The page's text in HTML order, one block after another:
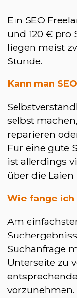
Ein SEO
und 120 € pro
liegen meist
Stunde.
Kann man
selbst
reparieren
Für eine gute
ist allerdings
über die Laien
Wie fange ich
Am
Suchanfrage
Unterseite zu
vorzunehmen.